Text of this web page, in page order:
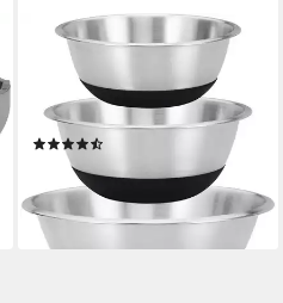
KING
Schüssel Black Steel,
Edelstahl, (Set, 3-tlg), für den
täglichen Gebrauch
11,39 €
-43%
lieferbar - in 3-4 Werktagen bei dir